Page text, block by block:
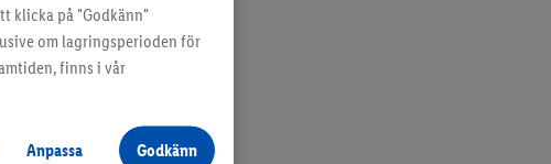
blöjor:
hud
klicka på "Godkänn"
om lagringsperioden för
finns i vår
Anpassa Godkänn